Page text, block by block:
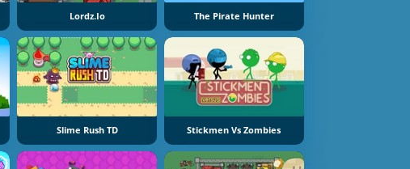
Lordz.io The Pirate Hunter
Slime Rush TD Stickmen Vs Zombies